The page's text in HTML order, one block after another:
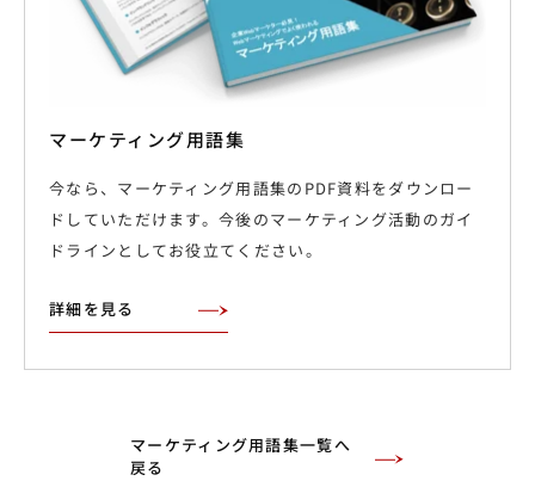
マーケティング用語集
今なら、マーケティング用語集のPDF資料をダウンロー
ドしていただけます。今後のマーケティング活動のガイ
ドラインとしてお役立てください。
詳細を見る
マーケティング用語集一覧へ
戻る